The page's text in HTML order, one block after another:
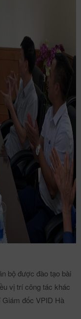
bộ được đào tạo bài
vị trí công tác khác
Giám đốc VPID Hà